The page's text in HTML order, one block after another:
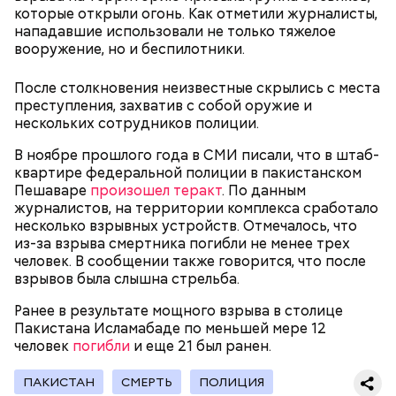
которые открыли огонь. Как отметили журналисты,
нападавшие использовали не только тяжелое
вооружение, но и беспилотники.
После столкновения неизвестные скрылись с места
преступления, захватив с собой оружие и
нескольких сотрудников полиции.
В ноябре прошлого года в СМИ писали, что в штаб-
квартире федеральной полиции в пакистанском
Пешаваре произошел теракт. По данным
журналистов, на территории комплекса сработало
несколько взрывных устройств. Отмечалось, что
из-за взрыва смертника погибли не менее трех
человек. В сообщении также говорится, что после
взрывов была слышна стрельба.
Ранее в результате мощного взрыва в столице
Пакистана Исламабаде по меньшей мере 12
человек погибли и еще 21 был ранен.
ПАКИСТАН СМЕРТЬ ПОЛИЦИЯ
Остров Сокотра, Йемен
Фото: Shutterstock
медицинских целях и красят ей ткань и волосы.
Он находился на посту менеджера, занимался
наймом персонала и продажей продуктов. В 2000
году Балмер сменил Билла Гейтса на посту
генерального директора. Им он оставался до 2014
года, после чего ушел с поста, но остался
держателем акций компании. Сейчас его состояние
оценивается в 126 миллиардов долларов.
Окружающие отмечали, что Носс была в здравом
уме до конца жизни. Интересно, что когда в
возрасте 117 лет ей сообщили, что она теперь
является старейшим из ныне живущих людей,
Носс отмечала, что секрет ее долголетия
заключается в постоянной двигательной
активности и отсутствии беспокойства по поводу
возраста. Однако стоит отметить, что ей в том
числе повезло с генетикой: в роду женщины
Канэ Танака (119 лет)